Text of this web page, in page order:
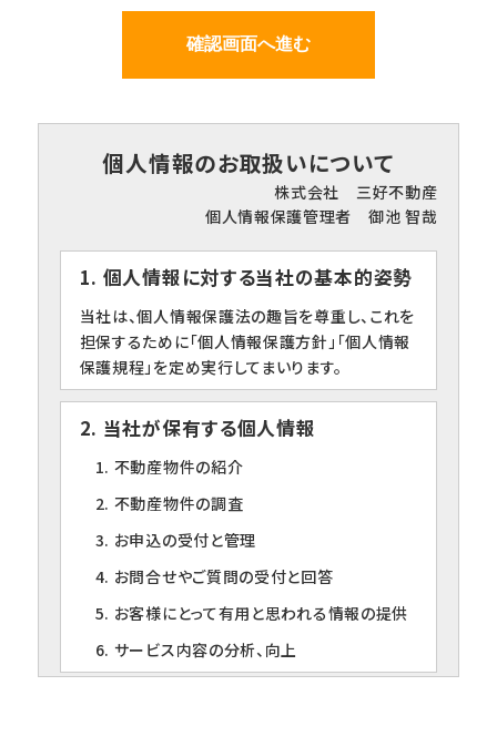
個人情報のお取扱いについて
株式会社 三好不動産
個人情報保護管理者 御池 智哉
1. 個人情報に対する当社の基本的姿勢
当社は、個人情報保護法の趣旨を尊重し、これを
担保するために「個人情報保護方針」「個人情報
保護規程」を定め実行してまいります。
2. 当社が保有する個人情報
1. 不動産物件の紹介
2. 不動産物件の調査
3. お申込の受付と管理
4. お問合せやご質問の受付と回答
5. お客様にとって有用と思われる情報の提供
6. サービス内容の分析、向上